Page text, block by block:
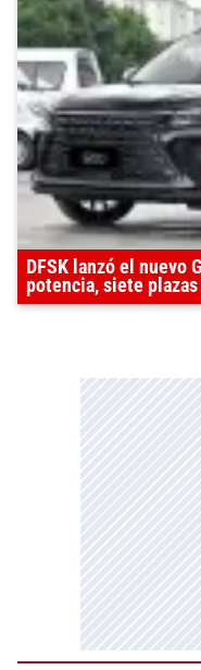
DFSK lanzó el nuevo
potencia, siete